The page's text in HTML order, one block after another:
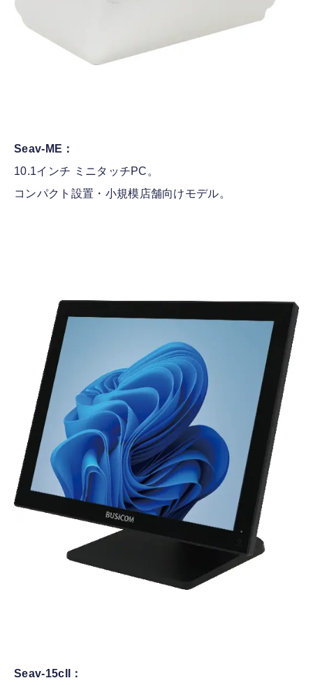
Seav-ME：
10.1インチ ミニタッチPC。
コンパクト設置・小規模店舗向けモデル。
Seav-15cII：